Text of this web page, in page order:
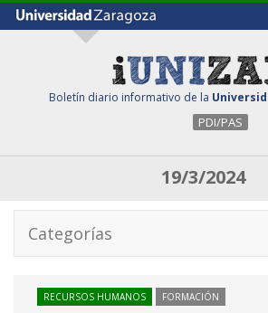
Boletín diario informativo de la
PDI/PAS
19/3/2024
Categorías
RECURSOS HUMANOS FORMACIÓN